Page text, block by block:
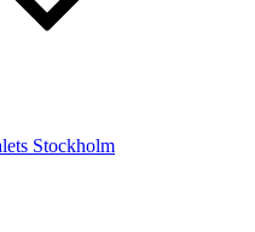
Stockholm